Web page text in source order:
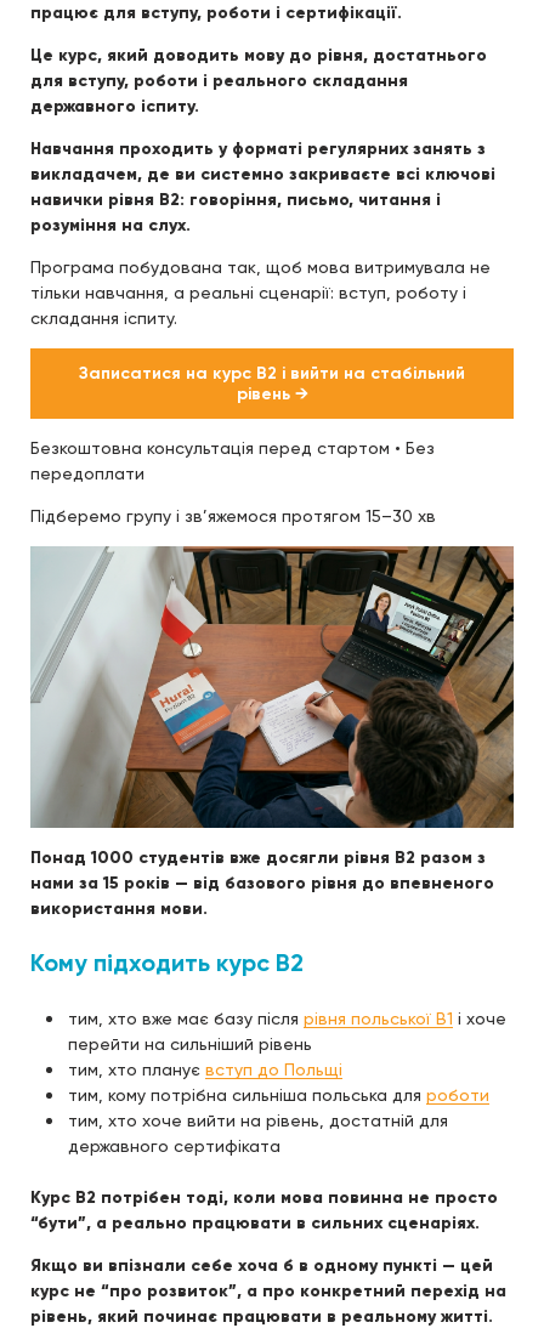
працює для вступу, роботи і сертифікації.
Це курс, який доводить мову до рівня, достатнього
для вступу, роботи і реального складання
державного іспиту.
Навчання проходить у форматі регулярних занять з
викладачем, де ви системно закриваєте всі ключові
навички рівня B2: говоріння, письмо, читання і
розуміння на слух.
Програма побудована так, щоб мова витримувала не
тільки навчання, а реальні сценарії: вступ, роботу і
складання іспиту.
Записатися на курс B2 і вийти на стабільний
рівень →
Безкоштовна консультація перед стартом • Без
передоплати
Підберемо групу і зв’яжемося протягом 15–30 хв
Понад 1000 студентів вже досягли рівня B2 разом з
нами за 15 років — від базового рівня до впевненого
використання мови.
Кому підходить курс B2
тим, хто вже має базу після рівня польської B1 і хоче
перейти на сильніший рівень
тим, хто планує вступ до Польщі
тим, кому потрібна сильніша польська для роботи
тим, хто хоче вийти на рівень, достатній для
державного сертифіката
Курс B2 потрібен тоді, коли мова повинна не просто
“бути”, а реально працювати в сильних сценаріях.
Якщо ви впізнали себе хоча б в одному пункті — цей
курс не “про розвиток”, а про конкретний перехід на
рівень, який починає працювати в реальному житті.